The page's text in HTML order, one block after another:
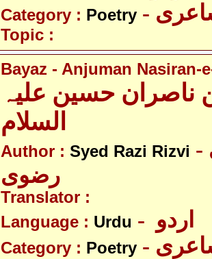
Category : Poetry
Topic :
Bayaz - Anjuman Nasiran-
ناصران حسین علیہ
Author : Syed Razi Rizvi - سیّد رضی
رضوی
Translator :
Language : Urdu
Category : Poetry